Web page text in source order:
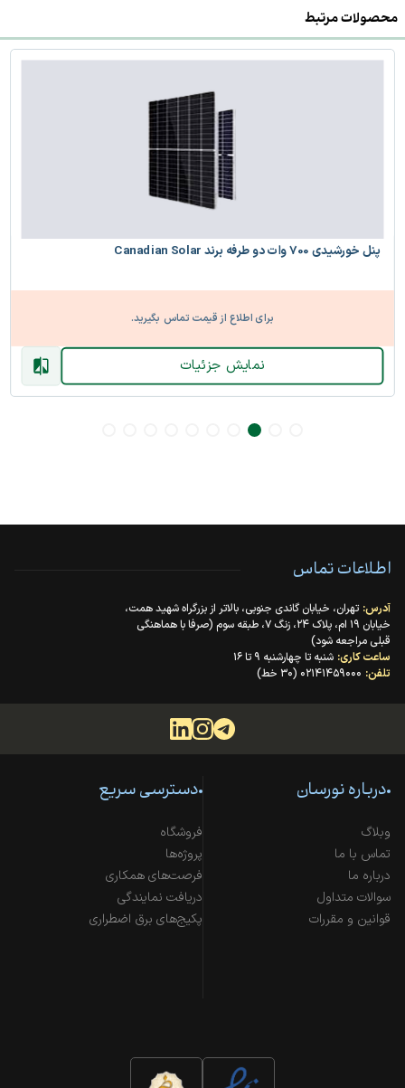
محصولات مرتبط
پنل خورشیدی 700 وات دو طرفه برند Canadian Solar
برای اطلاع از قیمت تماس بگیرید.
نمایش جزئیات
اطلاعات تماس
آدرس: تهران، خیابان گاندی جنوبی، بالاتر از بزرگراه شهید همت،
خیابان ۱۹ ام، پلاک ۲۴، زنگ ۷، طبقه سوم (صرفا با هماهنگی
قبلی مراجعه شود)
ساعت کاری: شنبه تا چهارشنبه ۹ تا ۱۶
تلفن: ۰۲۱۴۱۴۵۹۰۰۰ (۳۰ خط)
درباره نورسان
وبلاگ
تماس با ما
درباره ما
سوالات متداول
قوانین و مقررات
دسترسی سریع
فروشگاه
پروژه‌ها
فرصت‌های همکاری
دریافت نمایندگی
پکیج‌های برق اضطراری